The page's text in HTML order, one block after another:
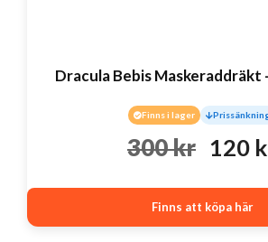
Dracula Bebis Maskeraddräkt
Finns i lager
300kr Det
priset
120
Finns att köpa här